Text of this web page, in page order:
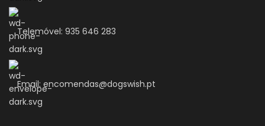
Telemóvel: 935 646 283
Email: encomendas@dogswish.pt